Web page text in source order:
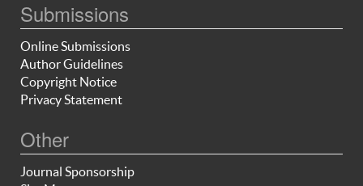
Submissions
Online Submissions
Author Guidelines
Copyright Notice
Privacy Statement
Other
Journal Sponsorship